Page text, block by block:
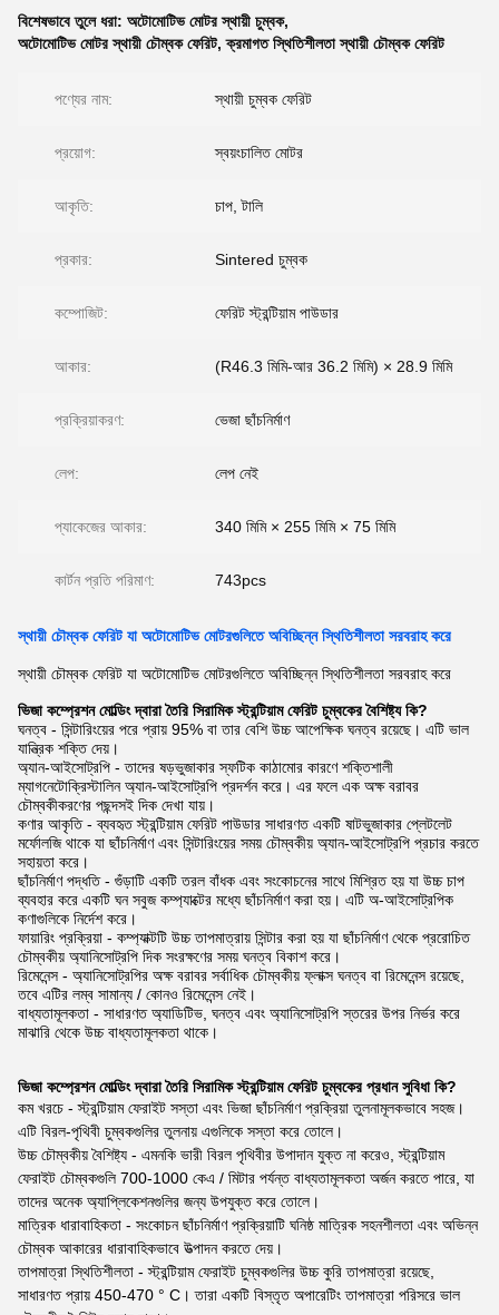
বিশেষভাবে তুলে ধরা: অটোমোটিভ মোটর স্থায়ী চুম্বক,
অটোমোটিভ মোটর স্থায়ী চৌম্বক ফেরিট,ক্রমাগত স্থিতিশীলতা স্থায়ী চৌম্বক ফেরিট
পণ্যের নাম: স্থায়ী চুম্বক ফেরিট
প্রয়োগ: স্বয়ংচালিত মোটর
আকৃতি: চাপ, টালি
প্রকার: Sintered চুম্বক
কম্পোজিট: ফেরিট স্ট্রন্টিয়াম পাউডার
আকার: (R46.3 মিমি-আর 36.2 মিমি) × 28.9 মিমি
প্রক্রিয়াকরণ: ভেজা ছাঁচনির্মাণ
লেপ: লেপ নেই
প্যাকেজের আকার: 340 মিমি × 255 মিমি × 75 মিমি
কার্টন প্রতি পরিমাণ: 743pcs
স্থায়ী চৌম্বক ফেরিট যা অটোমোটিভ মোটরগুলিতে অবিচ্ছিন্ন স্থিতিশীলতা সরবরাহ করে
স্থায়ী চৌম্বক ফেরিট যা অটোমোটিভ মোটরগুলিতে অবিচ্ছিন্ন স্থিতিশীলতা সরবরাহ করে
ভিজা কম্প্রেশন মোল্ডিং দ্বারা তৈরি সিরামিক স্ট্রন্টিয়াম ফেরিট চুম্বকের বৈশিষ্ট্য কি?
ঘনত্ব - সিন্টারিংয়ের পরে প্রায় 95% বা তার বেশি উচ্চ আপেক্ষিক ঘনত্ব রয়েছে। এটি ভাল
যান্ত্রিক শক্তি দেয়।
অ্যান-আইসোট্রপি - তাদের ষড়ভুজাকার স্ফটিক কাঠামোর কারণে শক্তিশালী
ম্যাগনেটোক্রিস্টালিন অ্যান-আইসোট্রপি প্রদর্শন করে। এর ফলে এক অক্ষ বরাবর
চৌম্বকীকরণের পছন্দসই দিক দেখা যায়।
কণার আকৃতি - ব্যবহৃত স্ট্রন্টিয়াম ফেরিট পাউডার সাধারণত একটি ষাটভুজাকার প্লেটলেট
মর্ফোলজি থাকে যা ছাঁচনির্মাণ এবং সিন্টারিংয়ের সময় চৌম্বকীয় অ্যান-আইসোট্রপি প্রচার করতে
সহায়তা করে।
ছাঁচনির্মাণ পদ্ধতি - গুঁড়াটি একটি তরল বাঁধক এবং সংকোচনের সাথে মিশ্রিত হয় যা উচ্চ চাপ
ব্যবহার করে একটি ঘন সবুজ কম্প্যাক্টের মধ্যে ছাঁচনির্মাণ করা হয়। এটি অ-আইসোট্রপিক
কণাগুলিকে নির্দেশ করে।
ফায়ারিং প্রক্রিয়া - কম্প্যাক্টটি উচ্চ তাপমাত্রায় সিন্টার করা হয় যা ছাঁচনির্মাণ থেকে প্ররোচিত
চৌম্বকীয় অ্যানিসোট্রপি দিক সংরক্ষণের সময় ঘনত্ব বিকাশ করে।
রিমেনেন্স - অ্যানিসোট্রপির অক্ষ বরাবর সর্বাধিক চৌম্বকীয় ফ্লাক্স ঘনত্ব বা রিমেনেন্স রয়েছে,
তবে এটির লম্ব সামান্য / কোনও রিমেনেন্স নেই।
বাধ্যতামূলকতা - সাধারণত অ্যাডিটিভ, ঘনত্ব এবং অ্যানিসোট্রপি স্তরের উপর নির্ভর করে
মাঝারি থেকে উচ্চ বাধ্যতামূলকতা থাকে।
ভিজা কম্প্রেশন মোল্ডিং দ্বারা তৈরি সিরামিক স্ট্রন্টিয়াম ফেরিট চুম্বকের প্রধান সুবিধা কি?
কম খরচে - স্ট্রন্টিয়াম ফেরাইট সস্তা এবং ভিজা ছাঁচনির্মাণ প্রক্রিয়া তুলনামূলকভাবে সহজ।
এটি বিরল-পৃথিবী চুম্বকগুলির তুলনায় এগুলিকে সস্তা করে তোলে।
উচ্চ চৌম্বকীয় বৈশিষ্ট্য - এমনকি ভারী বিরল পৃথিবীর উপাদান যুক্ত না করেও, স্ট্রন্টিয়াম
ফেরাইট চৌম্বকগুলি 700-1000 কেএ / মিটার পর্যন্ত বাধ্যতামূলকতা অর্জন করতে পারে, যা
তাদের অনেক অ্যাপ্লিকেশনগুলির জন্য উপযুক্ত করে তোলে।
মাত্রিক ধারাবাহিকতা - সংকোচন ছাঁচনির্মাণ প্রক্রিয়াটি ঘনিষ্ঠ মাত্রিক সহনশীলতা এবং অভিন্ন
চৌম্বক আকারের ধারাবাহিকভাবে উত্পাদন করতে দেয়।
তাপমাত্রা স্থিতিশীলতা - স্ট্রন্টিয়াম ফেরাইট চুম্বকগুলির উচ্চ কুরি তাপমাত্রা রয়েছে,
সাধারণত প্রায় 450-470 ° C। তারা একটি বিস্তৃত অপারেটিং তাপমাত্রা পরিসরে ভাল